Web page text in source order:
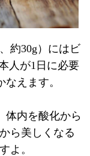
約30g）にはビ
人が1日に必要
えます。
体内を酸化から
ら美しくなる
よ。